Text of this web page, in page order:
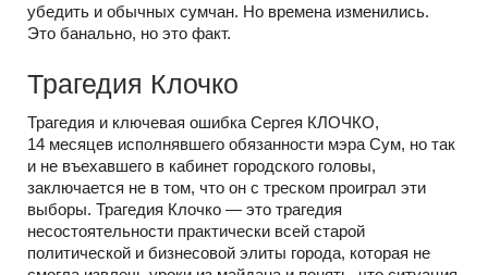
убедить и обычных сумчан. Но времена изменились.
Это банально, но это факт.
Трагедия Клочко
Трагедия и ключевая ошибка Сергея КЛОЧКО,
14 месяцев исполнявшего обязанности мэра Сум, но так
и не въехавшего в кабинет городского головы,
заключается не в том, что он с треском проиграл эти
выборы. Трагедия Клочко — это трагедия
несостоятельности практически всей старой
политической и бизнесовой элиты города, которая не